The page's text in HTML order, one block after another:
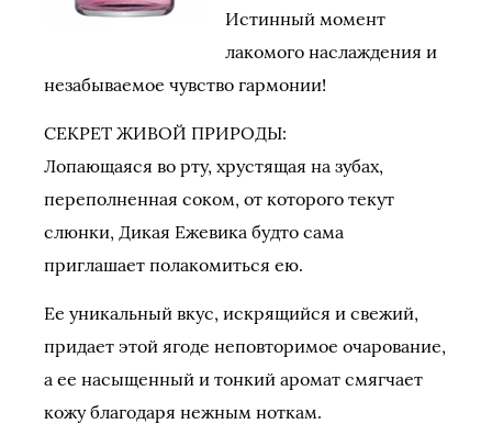
Истинный момент
лакомого наслаждения и
незабываемое чувство гармонии!
СЕКРЕТ ЖИВОЙ ПРИРОДЫ:
Лопающаяся во рту, хрустящая на зубах,
переполненная соком, от которого текут
слюнки, Дикая Ежевика будто сама
приглашает полакомиться ею.
Ее уникальный вкус, искрящийся и свежий,
придает этой ягоде неповторимое очарование,
а ее насыщенный и тонкий аромат смягчает
кожу благодаря нежным ноткам.